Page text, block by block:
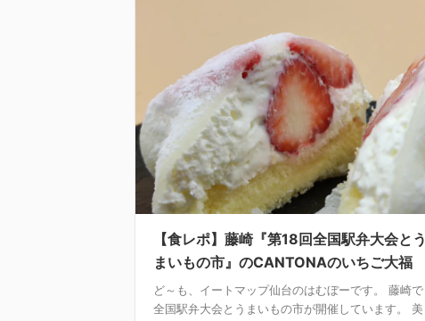
【食レポ】藤崎『第18回全国駅弁大会とう
まいもの市』のCANTONAのいちご大福
ど～も、イートマップ仙台のはむぼーです。 藤崎で
全国駅弁大会とうまいもの市が開催しています。 美